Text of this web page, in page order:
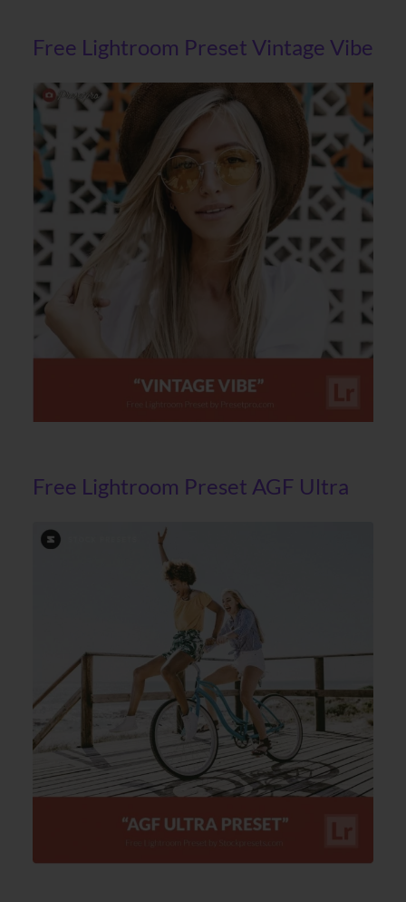
Free Lightroom Preset Vintage Vibe
Free Lightroom Preset AGF Ultra